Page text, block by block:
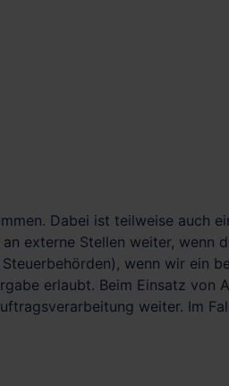
Dabei ist teilweise auch
externe Stellen weiter, wenn
wenn wir ein
erlaubt. Beim Einsatz von
weiter. Im